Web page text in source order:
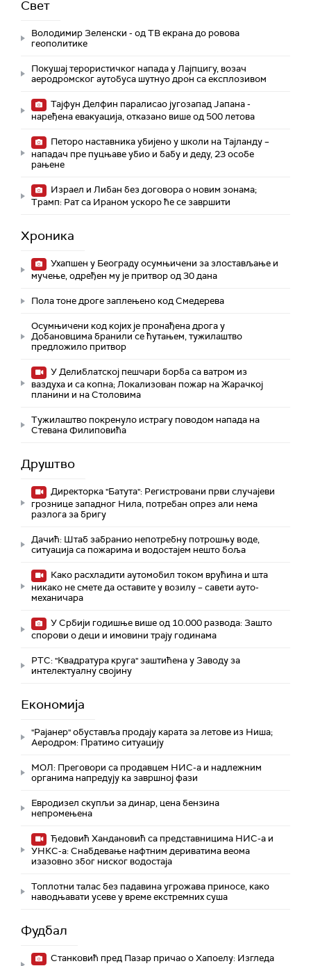
Свет
Володимир Зеленски - од ТВ екрана до ровова
геополитике
Покушај терористичког напада у Лајпцигу, возач
аеродромског аутобуса шутнуо дрон са експлозивом
Тајфун Делфин паралисао југозапад Јапана -
наређена евакуација, отказано више од 500 летова
Петоро наставника убијено у школи на Тајланду –
нападач пре пуцњаве убио и бабу и деду, 23 особе
рањене
Израел и Либан без договора о новим зонама;
Трамп: Рат са Ираном ускоро ће се завршити
Хроника
Ухапшен у Београду осумњичени за злостављање и
мучење, одређен му је притвор од 30 дана
Пола тоне дроге заплењено код Смедерева
Осумњичени код којих је пронађена дрога у
Добановцима бранили се ћутањем, тужилаштво
предложило притвор
У Делиблатској пешчари борба са ватром из
ваздуха и са копна; Локализован пожар на Жарачкој
планини и на Столовима
Тужилаштво покренуло истрагу поводом напада на
Стевана Филиповића
Друштво
Директорка "Батута": Регистровани први случајеви
грознице западног Нила, потребан опрез али нема
разлога за бригу
Дачић: Штаб забранио непотребну потрошњу воде,
ситуација са пожарима и водостајем нешто боља
Како расхладити аутомобил током врућина и шта
никако не смете да оставите у возилу – савети ауто-
механичара
У Србији годишње више од 10.000 развода: Зашто
спорови о деци и имовини трају годинама
РТС: "Квадратура круга" заштићена у Заводу за
интелектуалну својину
Економија
"Рајанер" обуставља продају карата за летове из Ниша;
Аеродром: Пратимо ситуацију
МОЛ: Преговори са продавцем НИС-а и надлежним
органима напредују ка завршној фази
Евродизел скупљи за динар, цена бензина
непромењена
Ђедовић Хандановић са представницима НИС-а и
УНКС-а: Снабдевање нафтним дериватима веома
изазовно због ниског водостаја
Топлотни талас без падавина угрожава приносе, како
наводњавати усеве у време екстремних суша
Фудбал
Станковић пред Пазар причао о Хапоелу: Изгледа